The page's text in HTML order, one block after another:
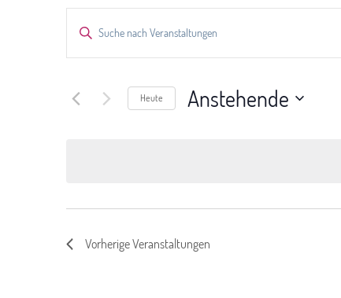
Veranstaltungen
Suche
und
Ansichten,
Navigation
Bitte
eingeben.
nach
Heute Anstehende
VorherigeVeranstaltungen